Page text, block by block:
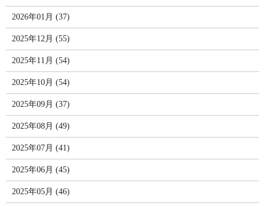
2026年01月 (37)
2025年12月 (55)
2025年11月 (54)
2025年10月 (54)
2025年09月 (37)
2025年08月 (49)
2025年07月 (41)
2025年06月 (45)
2025年05月 (46)